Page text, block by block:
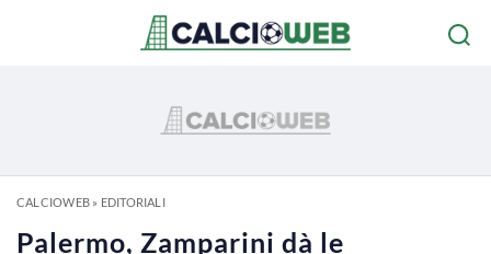
CALCIOWEB» EDITORIALI
Palermo, Zamparini dà le